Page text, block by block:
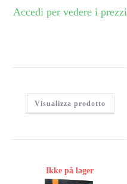
Accedi per vedere i prezzi
Visualizza prodotto
Ikke på lager